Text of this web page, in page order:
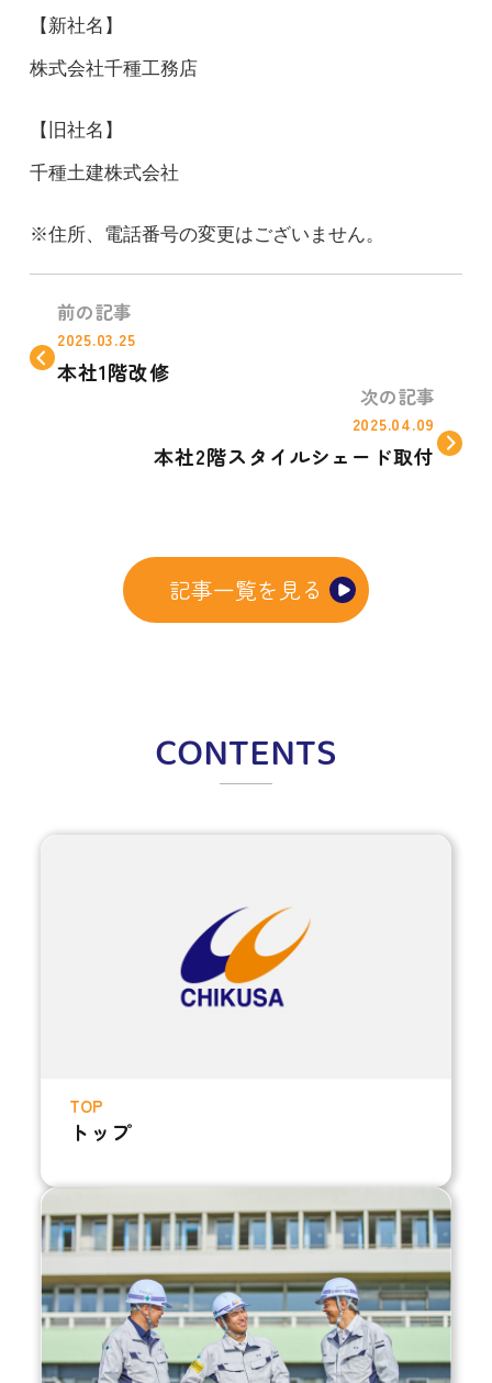
【新社名】
株式会社千種工務店
【旧社名】
千種土建株式会社
※住所、電話番号の変更はございません。
前の記事
2025.03.25
本社1階改修
次の記事
2025.04.09
本社2階スタイルシェード取付
記事一覧を見る
CONTENTS
TOP
トップ